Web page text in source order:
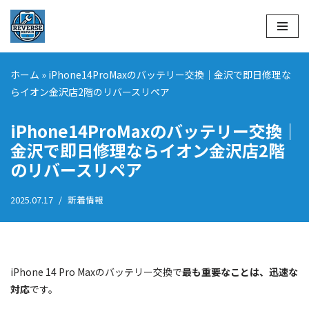
コ
ン
テ
ン
へ
ス
キ
ッ
ホーム » iPhone14ProMaxのバッテリー交換｜金沢で即日修理な
らイオン金沢店2階のリバースリペア
iPhone14ProMaxのバッテリー交換｜
金沢で即日修理ならイオン金沢店2階
のリバースリペア
2025.07.17 新着情報
iPhone 14 Pro Maxのバッテリー交換で最も重要なことは、迅速な
対応です。